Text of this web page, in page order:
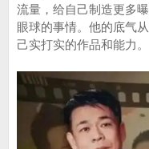
流量，给自己制造更多
眼球的事情。他的底气
己实打实的作品和能力。